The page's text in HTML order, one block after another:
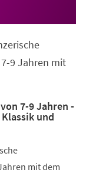
9 Jahren mit
7-9 Jahren -
und
mit dem